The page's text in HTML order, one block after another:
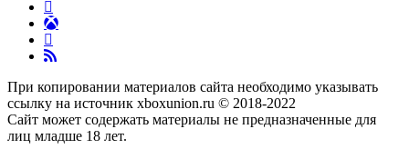
При копировании материалов сайта необходимо указывать
ссылку на источник xboxunion.ru © 2018-2022
Сайт может содержать материалы не предназначенные для
лиц младше 18 лет.